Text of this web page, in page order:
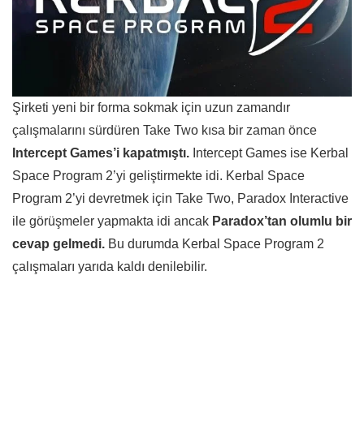
Şirketi yeni bir forma sokmak için uzun zamandır
çalışmalarını sürdüren Take Two kısa bir zaman önce
Intercept Games’i kapatmıştı. Intercept Games ise Kerbal
Space Program 2’yi geliştirmekte idi. Kerbal Space
Program 2’yi devretmek için Take Two, Paradox Interactive
ile görüşmeler yapmakta idi ancak Paradox’tan olumlu bir
cevap gelmedi. Bu durumda Kerbal Space Program 2
çalışmaları yarıda kaldı denilebilir.